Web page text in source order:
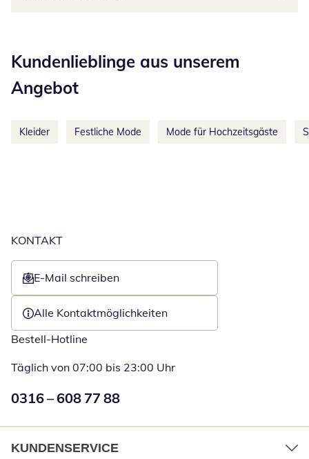
Kundenlieblinge aus unserem
Angebot
Kleider Festliche Mode Mode für Hochzeitsgäste
KONTAKT
E-Mail schreiben
Öffnet E-Mail-Client
Alle Kontaktmöglichkeiten
Bestell-Hotline
Täglich von 07:00 bis 23:00 Uhr
Numéro de téléphone:
0316 – 608 77 88
KUNDENSERVICE